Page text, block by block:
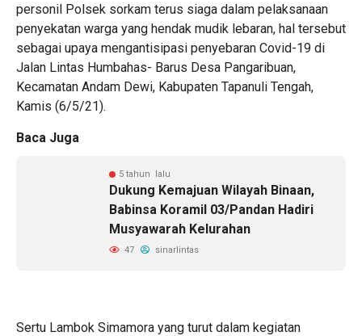
personil Polsek sorkam terus siaga dalam pelaksanaan
penyekatan warga yang hendak mudik lebaran, hal tersebut
sebagai upaya mengantisipasi penyebaran Covid-19 di
Jalan Lintas Humbahas- Barus Desa Pangaribuan,
Kecamatan Andam Dewi, Kabupaten Tapanuli Tengah,
Kamis (6/5/21).
Baca Juga
5 tahun lalu
Dukung Kemajuan Wilayah Binaan,
Babinsa Koramil 03/Pandan Hadiri
Musyawarah Kelurahan
47 sinarlintas
Sertu Lambok Simamora yang turut dalam kegiatan